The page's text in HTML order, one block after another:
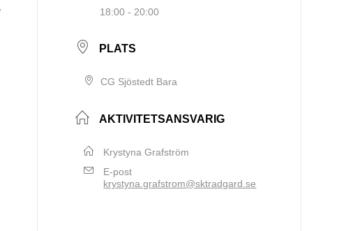
18:00 - 20:00
PLATS
CG Sjöstedt Bara
AKTIVITETSANSVARIG
Krystyna Grafström
E-post
krystyna.grafstrom@sktradgard.se